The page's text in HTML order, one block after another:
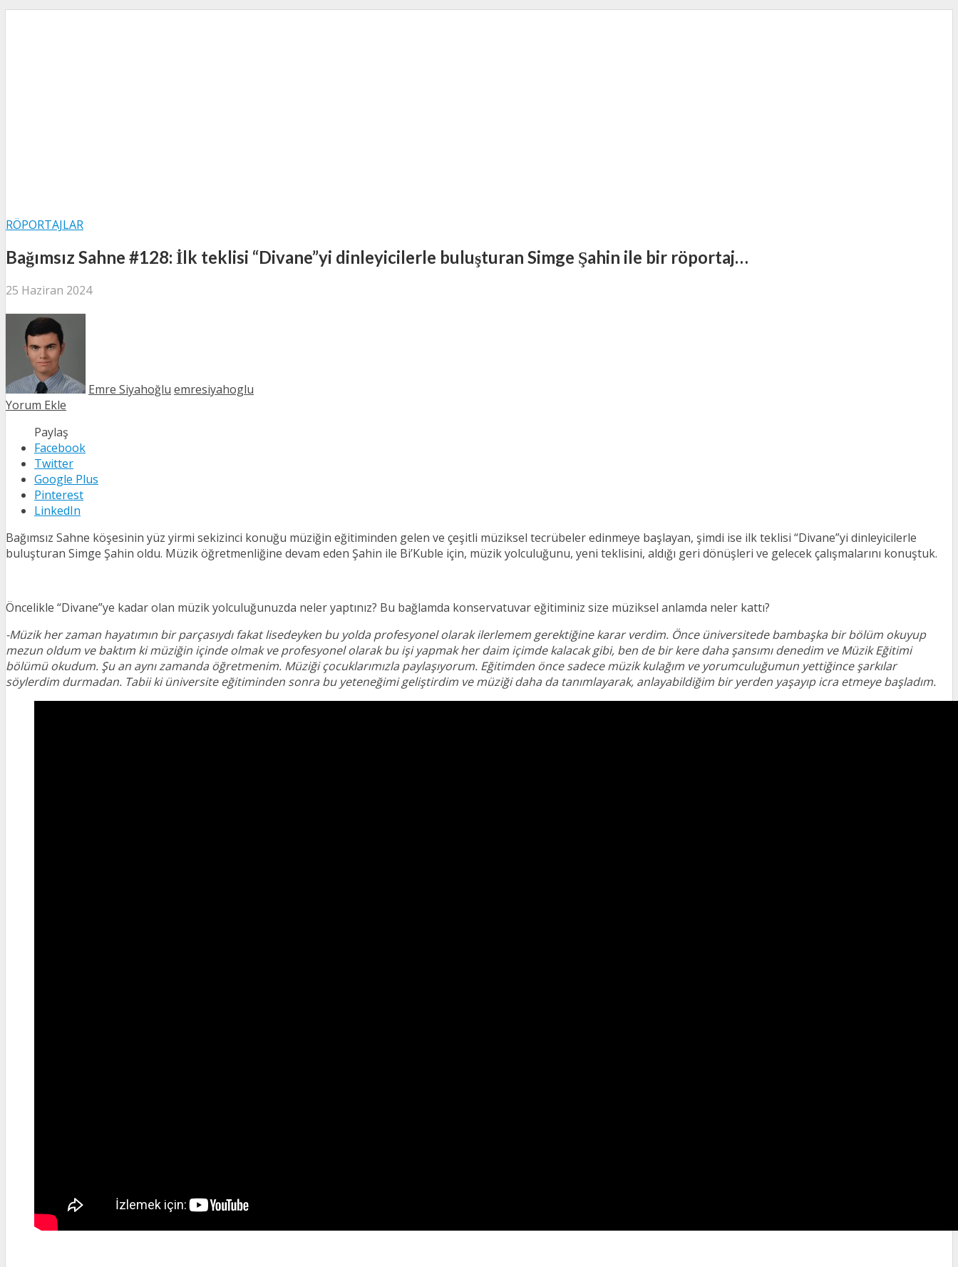
RÖPORTAJLAR
Bağımsız Sahne #128: İlk teklisi “Divane”yi dinleyicilerle buluşturan Simge Şahin ile bir röportaj…
25 Haziran 2024
Emre Siyahoğlu emresiyahoglu
Yorum Ekle
Paylaş
Facebook
Twitter
Google Plus
Pinterest
LinkedIn
Bağımsız Sahne köşesinin yüz yirmi sekizinci konuğu müziğin eğitiminden gelen ve çeşitli müziksel tecrübeler edinmeye başlayan, şimdi ise ilk teklisi “Divane”yi dinleyicilerle
buluşturan Simge Şahin oldu. Müzik öğretmenliğine devam eden Şahin ile Bi’Kuble için, müzik yolculuğunu, yeni teklisini, aldığı geri dönüşleri ve gelecek çalışmalarını konuştuk.
Öncelikle “Divane”ye kadar olan müzik yolculuğunuzda neler yaptınız? Bu bağlamda konservatuvar eğitiminiz size müziksel anlamda neler kattı?
-Müzik her zaman hayatımın bir parçasıydı fakat lisedeyken bu yolda profesyonel olarak ilerlemem gerektiğine karar verdim. Önce üniversitede bambaşka bir bölüm okuyup
mezun oldum ve baktım ki müziğin içinde olmak ve profesyonel olarak bu işi yapmak her daim içimde kalacak gibi, ben de bir kere daha şansımı denedim ve Müzik Eğitimi
bölümü okudum. Şu an aynı zamanda öğretmenim. Müziği çocuklarımızla paylaşıyorum. Eğitimden önce sadece müzik kulağım ve yorumculuğumun yettiğince şarkılar
söylerdim durmadan. Tabii ki üniversite eğitiminden sonra bu yeteneğimi geliştirdim ve müziği daha da tanımlayarak, anlayabildiğim bir yerden yaşayıp icra etmeye başladım.